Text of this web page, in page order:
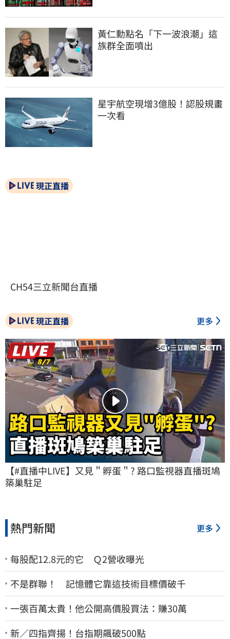
黃仁勳點名「下一波浪潮」這
族群全面噴出
星宇航空現增3億股！認股規畫
一次看
現正直播
CH54三立新聞台直播
現正直播 更多
【#直播中LIVE】又見＂孵蛋＂? 路口監視器直播斑鳩
築巢駐足
熱門新聞 更多
每股配12.8元的它 Ｑ2營收曝光
不是群聯！ 記憶體它靠這技術目標價破千
一張百萬太貴！他公開高價股買法：賺30萬
新／四指齊揚！台指期飆破500點